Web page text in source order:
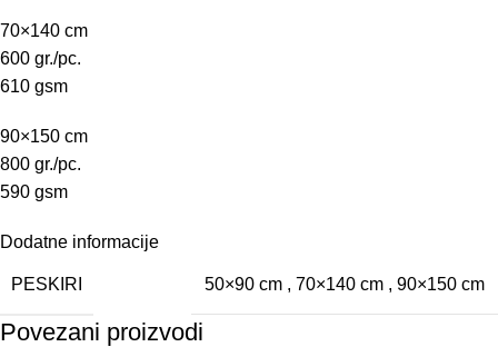
70×140 cm
600 gr./pc.
610 gsm
90×150 cm
800 gr./pc.
590 gsm
Dodatne informacije
PESKIRI 50×90 cm , 70×140 cm , 90×150 cm
Povezani proizvodi